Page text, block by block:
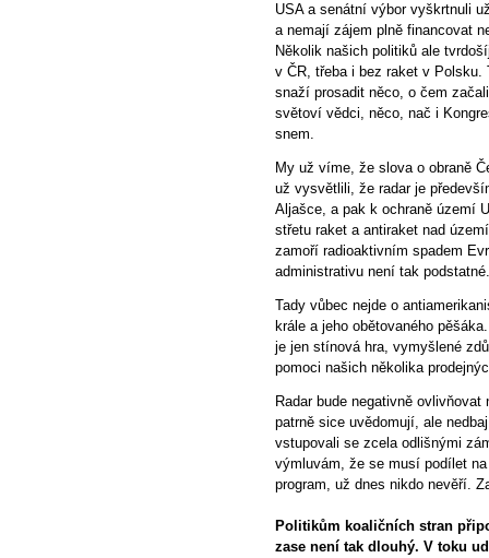
USA a senátní výbor vyškrtnuli
a nemají zájem plně financovat
Několik našich politiků ale
v ČR, třeba i bez raket v Polsku.
snaží prosadit něco, o čem
světoví vědci, něco, nač i
snem.
My už víme, že slova o obraně
už vysvětlili, že radar je
Aljašce, a pak k ochraně území
střetu raket a antiraket nad
zamoří radioaktivním spadem
administrativu není tak
Tady vůbec nejde o
krále a jeho obětovaného
je jen stínová hra, vymyšlené
pomoci našich několika
Radar bude negativně
patrně sice uvědomují, ale
vstupovali se zcela odlišnými
výmluvám, že se musí podílet
program, už dnes nikdo nevěří.
Politikům koaličních stran
zase není tak dlouhý. V toku